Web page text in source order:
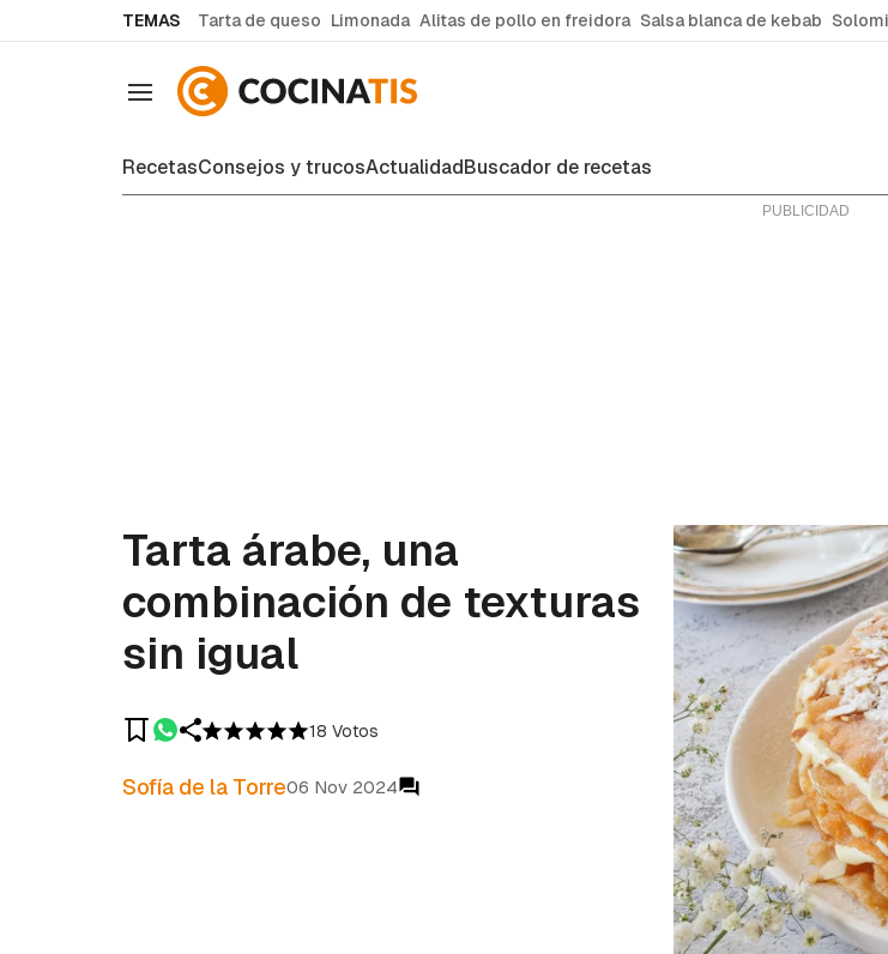
TEMAS Tarta de queso Limonada Alitas de pollo en freidora Salsa blanca de kebab
Navegación
RecetasConsejos y trucosActualidadBuscador de recetas
Tarta árabe, una
combinación de texturas
sin igual
18 Votos
Sofía de la Torre06 Nov 2024